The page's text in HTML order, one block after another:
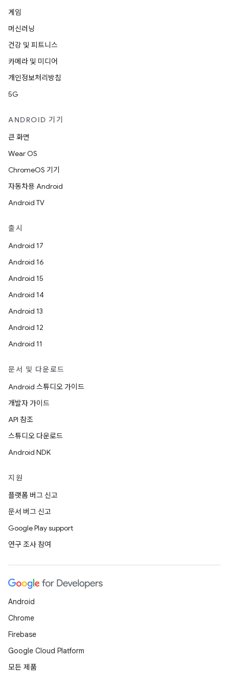
게임
머신러닝
건강 및 피트니스
카메라 및 미디어
개인정보처리방침
5G
ANDROID 기기
큰 화면
Wear OS
ChromeOS 기기
자동차용 Android
Android TV
출시
Android 17
Android 16
Android 15
Android 14
Android 13
Android 12
Android 11
문서 및 다운로드
Android 스튜디오 가이드
개발자 가이드
API 참조
스튜디오 다운로드
Android NDK
지원
플랫폼 버그 신고
문서 버그 신고
Google Play support
연구 조사 참여
Android
Chrome
Firebase
Google Cloud Platform
모든 제품